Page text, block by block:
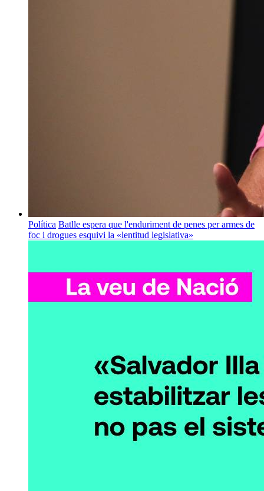
Política Batlle espera que l'enduriment de penes per armes de
foc i drogues esquivi la «lentitud legislativa»